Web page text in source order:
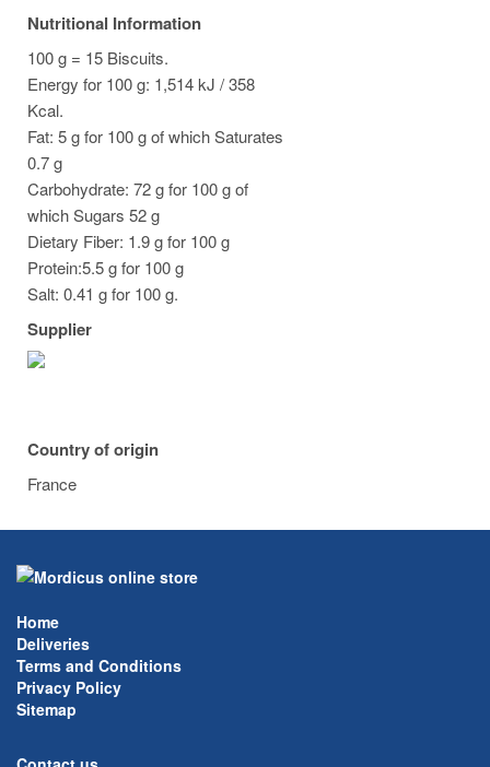
Nutritional Information
100 g = 15 Biscuits.
Energy for 100 g: 1,514 kJ / 358
Kcal.
Fat: 5 g for 100 g of which Saturates
0.7 g
Carbohydrate: 72 g for 100 g of
which Sugars 52 g
Dietary Fiber: 1.9 g for 100 g
Protein:5.5 g for 100 g
Salt: 0.41 g for 100 g.
Supplier
Country of origin
France
Home
Deliveries
Terms and Conditions
Privacy Policy
Sitemap